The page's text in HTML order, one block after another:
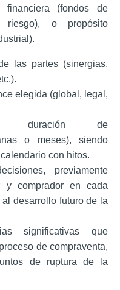
financiera (fondos de
o propósito
las partes (sinergias,
elegida (global, legal,
de
o meses), siendo
con hitos.
previamente
y comprador en cada
desarrollo futuro de la
significativas que
de compraventa,
de ruptura de la